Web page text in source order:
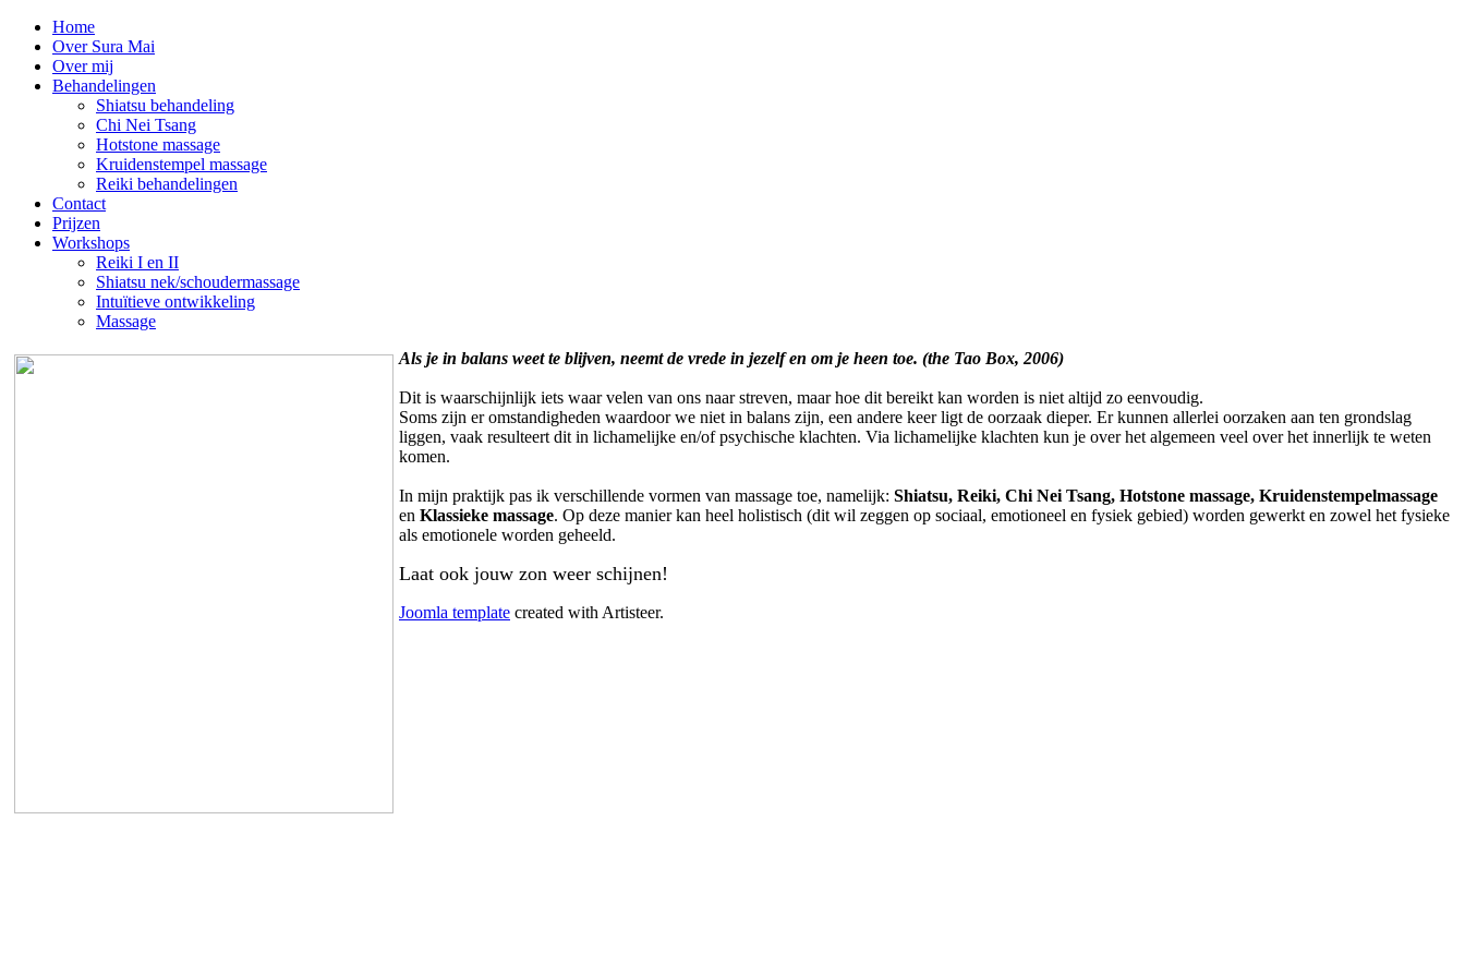
Home
Over Sura Mai
Over mij
Behandelingen
Shiatsu behandeling
Chi Nei Tsang
Hotstone massage
Kruidenstempel massage
Reiki behandelingen
Contact
Prijzen
Workshops
Reiki I en II
Shiatsu nek/schoudermassage
Intuïtieve ontwikkeling
Massage
Als je in balans weet te blijven, neemt de vrede in jezelf en om je heen toe. (the Tao Box, 2006)
Dit is waarschijnlijk iets waar velen van ons naar streven, maar hoe dit bereikt kan worden is niet altijd zo eenvoudig.
Soms zijn er omstandigheden waardoor we niet in balans zijn, een andere keer ligt de oorzaak dieper. Er kunnen allerlei oorzaken aan ten grondslag
liggen, vaak resulteert dit in lichamelijke en/of psychische klachten. Via lichamelijke klachten kun je over het algemeen veel over het innerlijk te weten
komen.
In mijn praktijk pas ik verschillende vormen van massage toe, namelijk: Shiatsu, Reiki, Chi Nei Tsang, Hotstone massage, Kruidenstempelmassage
en Klassieke massage. Op deze manier kan heel holistisch (dit wil zeggen op sociaal, emotioneel en fysiek gebied) worden gewerkt en zowel het fysieke
als emotionele worden geheeld.
Laat ook jouw zon weer schijnen!
Joomla template created with Artisteer.